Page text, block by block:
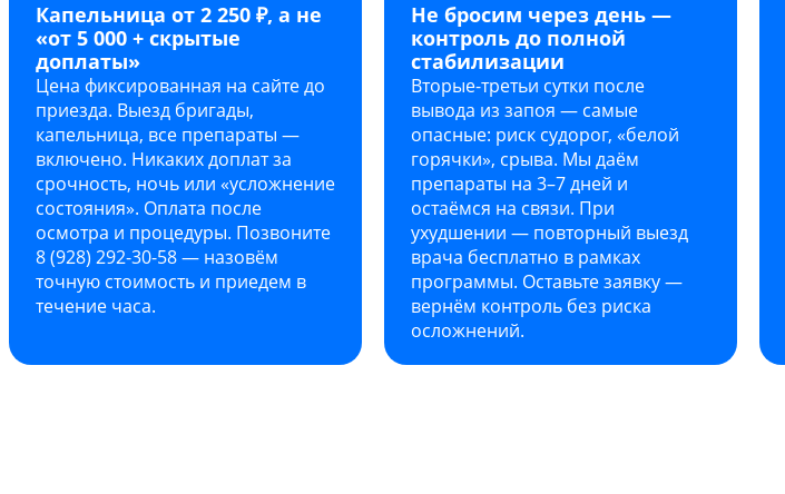
Капельница от 2 250 ₽, а не
«от 5 000 + скрытые
доплаты»
Цена фиксированная на сайте до
приезда. Выезд бригады,
капельница, все препараты —
включено. Никаких доплат за
срочность, ночь или «усложнение
состояния». Оплата после
осмотра и процедуры. Позвоните
8 (928) 292-30-58 — назовём
точную стоимость и приедем в
течение часа.
Не бросим через день —
контроль до полной
стабилизации
Вторые-третьи сутки после
вывода из запоя — самые
опасные: риск судорог, «белой
горячки», срыва. Мы даём
препараты на 3–7 дней и
остаёмся на связи. При
ухудшении — повторный выезд
врача бесплатно в рамках
программы. Оставьте заявку —
вернём контроль без риска
осложнений.